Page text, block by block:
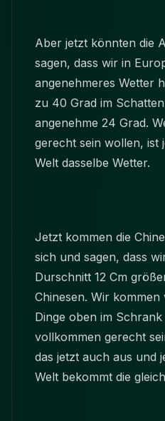
Aber jetzt könnten die
sagen, dass wir in
angenehmeres Wetter
zu 40 Grad im
angenehme 24 Grad.
gerecht sein wollen, ist
Welt dasselbe Wetter.
Jetzt kommen die
sich und sagen, dass
Durschnitt 12 Cm
Chinesen. Wir kommen
Dinge oben im
vollkommen gerecht
das jetzt auch aus und
Welt bekommt die